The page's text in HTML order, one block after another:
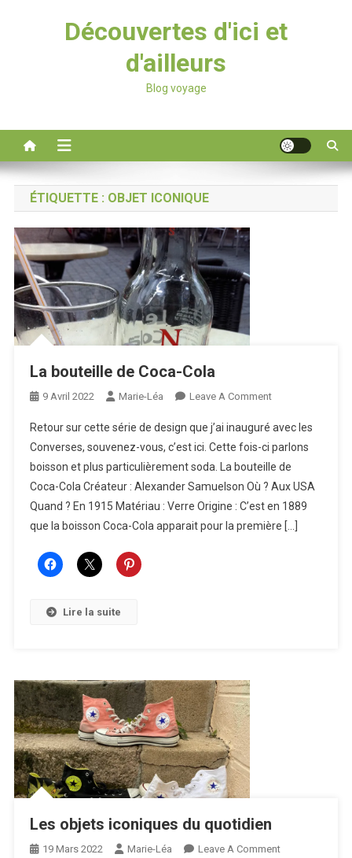
Découvertes d'ici et
d'ailleurs
Blog voyage
ÉTIQUETTE : OBJET ICONIQUE
La bouteille de Coca-Cola
9 Avril 2022 Marie-Léa Leave A CommentOn
Bouteille
De
Coca-
Cola
Retour sur cette série de design que j’ai inauguré avec les
Converses, souvenez-vous, c’est ici. Cette fois-ci parlons
boisson et plus particulièrement soda. La bouteille de
Coca-Cola Créateur : Alexander Samuelson Où ? Aux USA
Quand ? En 1915 Matériau : Verre Origine : C’est en 1889
que la boisson Coca-Cola apparait pour la première […]
Lire la suite
Les objets iconiques du quotidien
19 Mars 2022 Marie-Léa Leave A CommentOn